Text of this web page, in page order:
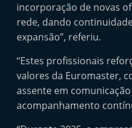
r
t
u
g
a
l
incorporação de novas
rede, dando
expansão”, referiu.
“Estes profissionais
valores da Euromaster,
assente em
acompanhamento